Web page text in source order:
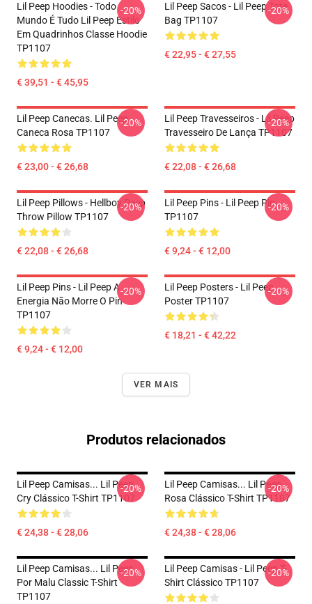
Lil Peep Hoodies - Todo
Mundo É Tudo Lil Peep Estilo
Em Quadrinhos Classe Hoodie
TP1107
€ 39,51 - € 45,95
-20%
Lil Peep Sacos - Lil Peep Tote
Bag TP1107
€ 22,95 - € 27,55
-20%
Lil Peep Canecas. Lil Peep
Caneca Rosa TP1107
€ 23,00 - € 26,68
-20%
Lil Peep Travesseiros - Lil Peep
Travesseiro De Lança TP1107
€ 22,08 - € 26,68
-20%
Lil Peep Pillows - Hellboy Peep
Throw Pillow TP1107
€ 22,08 - € 26,68
-20%
Lil Peep Pins - Lil Peep Pin
TP1107
€ 9,24 - € 12,00
-20%
Lil Peep Pins - Lil Peep A
Energia Não Morre O Pin
TP1107
€ 9,24 - € 12,00
-20%
Lil Peep Posters - Lil Peep
Poster TP1107
€ 18,21 - € 42,22
-20%
VER MAIS
Produtos relacionados
Lil Peep Camisas... Lil Peep
Cry Clássico T-Shirt TP1107
€ 24,38 - € 28,06
-20%
Lil Peep Camisas... Lil Peep
Rosa Clássico T-Shirt TP1107
€ 24,38 - € 28,06
-20%
Lil Peep Camisas... Lil Peep
Por Malu Classic T-Shirt
TP1107
-20%
Lil Peep Camisas - Lil Peep T-
Shirt Clássico TP1107
-20%